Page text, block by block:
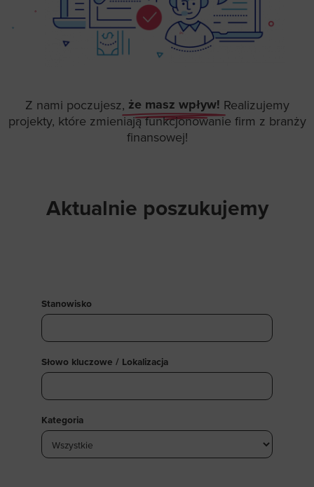
Z nami poczujesz, że masz wpływ! Realizujemy
projekty, które zmieniają funkcjonowanie firm z branży
finansowej!
Aktualnie poszukujemy
Stanowisko
Słowo kluczowe / Lokalizacja
Kategoria